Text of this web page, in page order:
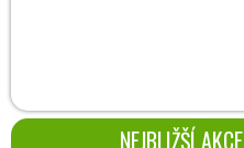
NEJBLIŽŠÍ AKCE